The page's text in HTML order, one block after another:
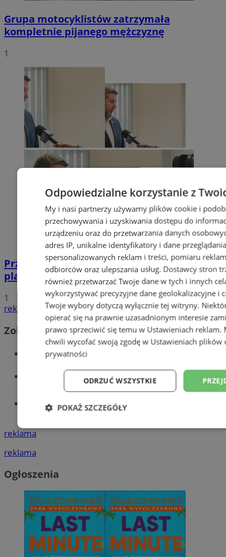
Grupa motocyklistów zatrzymała
kompletnie pijanego mężczyznę
1
Przyszłość Wodzisławia Śląskiego:
planowane inwestycje na 2025 rok
1
reklama
Zobacz również
Wiadomości kryminalne w Wodzisławiu
Wiadomości lokalne
Tworzenie stron www - Wodzisław
Śląski
reklama
reklama
Ogłoszenia
Odpowiedzialne korzystanie z
My i nasi partnerzy używamy plików cookie i
przechowywania i uzyskiwania dostępu do
urządzeniu oraz do przetwarzania danych
adres IP, unikalne identyfikatory i dane
spersonalizowanych reklam i treści, pomiaru
odbiorców oraz ulepszania usług. Dostawcy stron
również przetwarzać Twoje dane w tych i innych
wykorzystywać precyzyjne dane geolokalizacyjne i
Twoje wybory dotyczą wyłącznie tej witryny.
opierać się na prawnie uzasadnionym interesie
prawo sprzeciwić się temu w Ustawieniach reklam.
chwili wycofać swoją zgodę w Ustawieniach plików
prywatności
ODRZUĆ WSZYSTKIE
POKAŻ SZCZEGÓŁY
Niezbędne Wydajność
Niezbędne Wydajność Targetowanie